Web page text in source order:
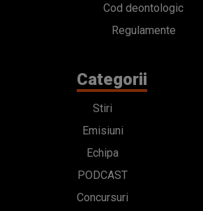
Cod deontologic
Regulamente
Categorii
Stiri
Emisiuni
Echipa
PODCAST
Concursuri